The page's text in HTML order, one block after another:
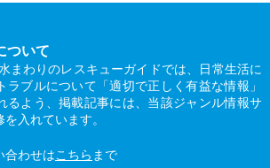
ついて
まわりのレスキューガイドでは、日常生活に
ラブルについて「適切で正しく有益な情報」
るよう、掲載記事には、当該ジャンル情報サ
入れています。
合わせはこちら まで